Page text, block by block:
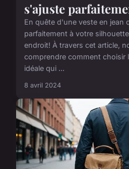
s'ajuste
En quête d'une veste en jean
parfaitement à votre
endroit! À travers cet article,
comprendre comment choisir
idéale qui ...
8 avril 2024